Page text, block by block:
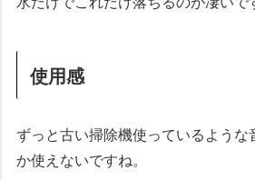
使用感
ずっと古い掃除機使っているような
か使えないですね。